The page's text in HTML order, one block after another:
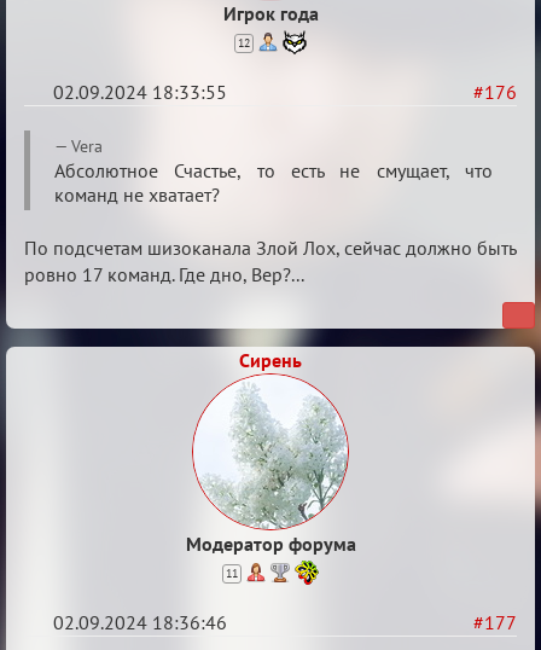
Игрок года
12
#176
02.09.2024 18:33:55
Re:
Waiting
XI
Vera
Aбсолютное Счастье, то есть не смущает, что
команд не хватает?
По подсчетам шизоканала Злой Лох, сейчас должно быть
ровно 17 команд. Где дно, Вер?...
Сирень
Модератор форума
11
#177
02.09.2024 18:36:46